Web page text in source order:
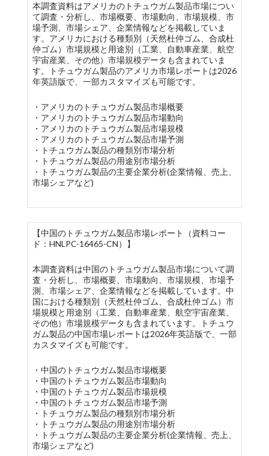
本調査資料はアメリカのトチュウガム製品市場につい
て調査・分析し、市場概要、市場動向、市場規模、市
場予測、市場シェア、企業情報などを掲載していま
す。アメリカにおける種類別（天然杜仲ゴム、合成杜
仲ゴム）市場規模と用途別（工業、自動車産業、航空
宇宙産業、その他）市場規模データも含まれていま
す。トチュウガム製品のアメリカ市場レポートは2026
年英語版で、一部カスタマイズも可能です。
・アメリカのトチュウガム製品市場概要
・アメリカのトチュウガム製品市場動向
・アメリカのトチュウガム製品市場規模
・アメリカのトチュウガム製品市場予測
・トチュウガム製品の種類別市場分析
・トチュウガム製品の用途別市場分析
・トチュウガム製品の主要企業分析(企業情報、売上、
市場シェアなど)
【中国のトチュウガム製品市場レポート（資料コー
ド：HNLPC-16465-CN）】
本調査資料は中国のトチュウガム製品市場について調
査・分析し、市場概要、市場動向、市場規模、市場予
測、市場シェア、企業情報などを掲載しています。中
国における種類別（天然杜仲ゴム、合成杜仲ゴム）市
場規模と用途別（工業、自動車産業、航空宇宙産業、
その他）市場規模データも含まれています。トチュウ
ガム製品の中国市場レポートは2026年英語版で、一部
カスタマイズも可能です。
・中国のトチュウガム製品市場概要
・中国のトチュウガム製品市場動向
・中国のトチュウガム製品市場規模
・中国のトチュウガム製品市場予測
・トチュウガム製品の種類別市場分析
・トチュウガム製品の用途別市場分析
・トチュウガム製品の主要企業分析(企業情報、売上、
市場シェアなど)